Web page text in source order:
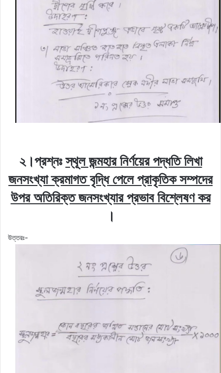
২।প্রশ্নঃস্থূল জন্মহার নির্ণয়ের পদ্ধতি লিখা
জনসংখ্যা ক্রমাগত বৃদ্ধি পেলে প্রাকৃতিক সম্পদের
উপর অতিরিক্ত জনসংখ্যার প্রভাব বিশ্লেষণ কর
।
উত্তরঃ-